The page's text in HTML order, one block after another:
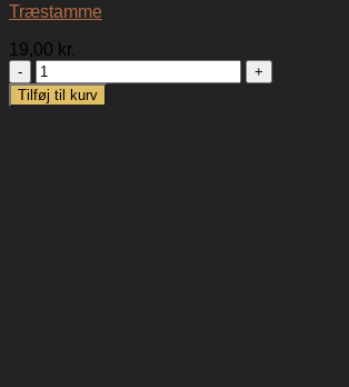
Træstamme
19,00 kr.
Træstamme
antal
Tilføj til kurv